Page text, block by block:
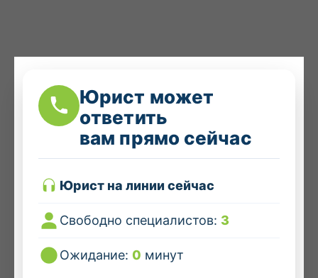
Юрист может
ответить
вам прямо сейчас
Юрист на линии сейчас
Свободно специалистов: 3
Ожидание: 0 минут